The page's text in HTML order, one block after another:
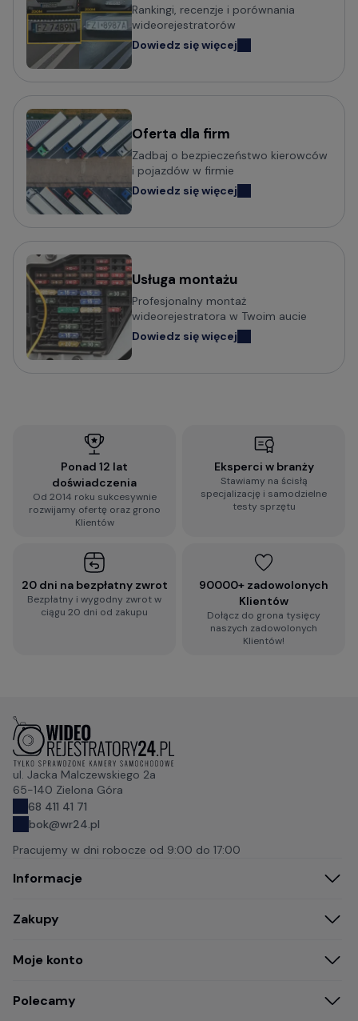
Rankingi, recenzje i porównania
wideorejestratorów
Dowiedz się więcej
Oferta dla firm
Zadbaj o bezpieczeństwo kierowców
i pojazdów w firmie
Dowiedz się więcej
Usługa montażu
Profesjonalny montaż
wideorejestratora w Twoim aucie
Dowiedz się więcej
Ponad 12 lat
doświadczenia
Od 2014 roku sukcesywnie
rozwijamy ofertę oraz grono
Klientów
Eksperci w branży
Stawiamy na ścisłą
specjalizację i samodzielne
testy sprzętu
20 dni na bezpłatny zwrot
Bezpłatny i wygodny zwrot w
ciągu 20 dni od zakupu
90000+ zadowolonych
Klientów
Dołącz do grona tysięcy
naszych zadowolonych
Klientów!
ul. Jacka Malczewskiego 2a
65-140 Zielona Góra
68 411 41 71
bok@wr24.pl
Pracujemy w dni robocze od 9:00 do 17:00
Informacje
Zakupy
Moje konto
Polecamy